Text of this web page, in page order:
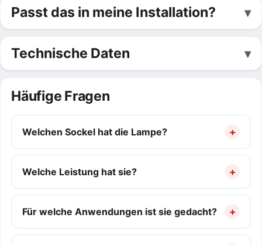
Passt das in meine Installation?
Technische Daten
Häufige Fragen
Welchen Sockel hat die Lampe?
Welche Leistung hat sie?
Für welche Anwendungen ist sie gedacht?